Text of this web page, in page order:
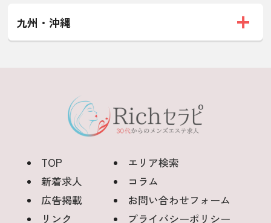
九州・沖縄
TOP
エリア検索
新着求人
コラム
広告掲載
お問い合わせフォーム
リンク
プライバシーポリシー